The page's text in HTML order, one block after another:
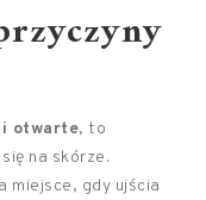
otwarte, to
na skórze.
miejsce, gdy ujścia